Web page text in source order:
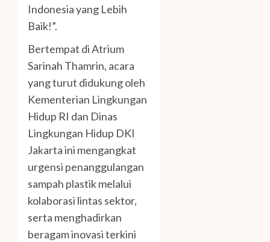
Indonesia yang Lebih
Baik!”.
Bertempat di Atrium
Sarinah Thamrin, acara
yang turut didukung oleh
Kementerian Lingkungan
Hidup RI dan Dinas
Lingkungan Hidup DKI
Jakarta ini mengangkat
urgensi penanggulangan
sampah plastik melalui
kolaborasi lintas sektor,
serta menghadirkan
beragam inovasi terkini